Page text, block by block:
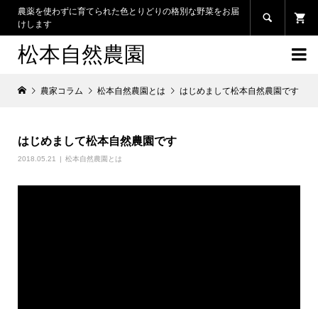
農薬を使わずに育てられた色とりどりの格別な野菜をお届
けします

松本自然農園 
農家コラム 松本自然農園とは はじめまして松本自然農園です
はじめまして松本自然農園です
2018.05.21 松本自然農園とは